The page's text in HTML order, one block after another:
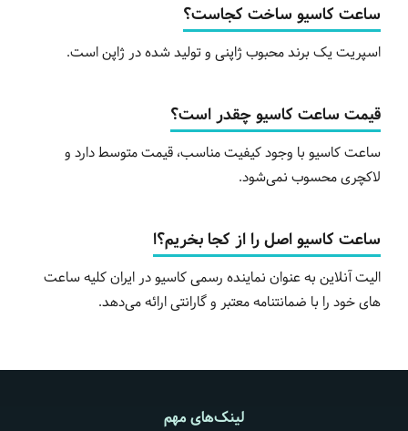
ساعت کاسیو ساخت کجاست؟
اسپریت یک برند محبوب ژاپنی و تولید شده در ژاپن است.
قیمت ساعت کاسیو چقدر است؟
ساعت کاسیو با وجود کیفیت مناسب، قیمت متوسط دارد و
لاکچری محسوب نمی‌شود.
ساعت کاسیو اصل را از کجا بخریم؟ا
الیت آنلاین به عنوان نماینده رسمی کاسیو در ایران کلیه ساعت
های خود را با ضمانتنامه معتبر و گارانتی ارائه می‌دهد.
لینک‌های مهم